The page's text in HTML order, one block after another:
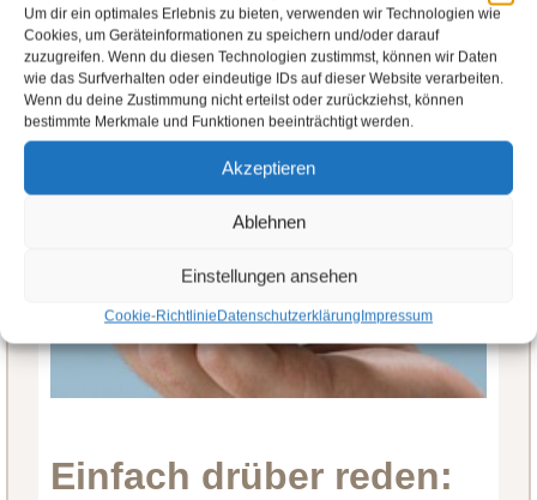
Um dir ein optimales Erlebnis zu bieten, verwenden wir Technologien wie
Cookies, um Geräteinformationen zu speichern und/oder darauf
zuzugreifen. Wenn du diesen Technologien zustimmst, können wir Daten
wie das Surfverhalten oder eindeutige IDs auf dieser Website verarbeiten.
Wenn du deine Zustimmung nicht erteilst oder zurückziehst, können
bestimmte Merkmale und Funktionen beeinträchtigt werden.
Akzeptieren
Ablehnen
Einstellungen ansehen
Cookie-RichtlinieDatenschutzerklärungImpressum
Einfach drüber reden: